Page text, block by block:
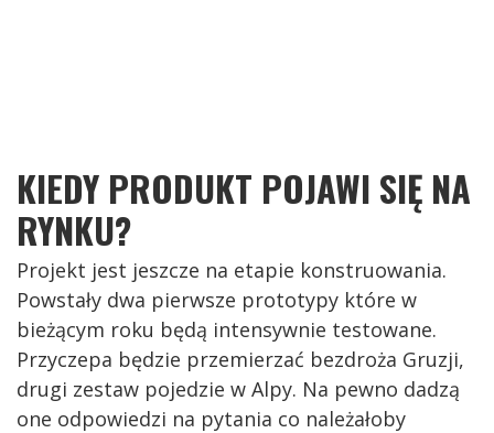
KIEDY PRODUKT POJAWI SIĘ NA
RYNKU?
Projekt jest jeszcze na etapie konstruowania.
Powstały dwa pierwsze prototypy które w
bieżącym roku będą intensywnie testowane.
Przyczepa będzie przemierzać bezdroża Gruzji,
drugi zestaw pojedzie w Alpy. Na pewno dadzą
one odpowiedzi na pytania co należałoby